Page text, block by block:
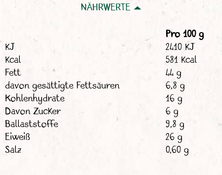
NÄHRWERTE
Pro 100 g
kJ
2410 kJ
kcal
581 kcal
Fett
44 g
davon gesättigte Fettsäuren
6,8 g
Kohlenhydrate
16 g
Davon Zucker
6 g
Ballaststoffe
9,8 g
Eiweiß
26 g
Salz
0,60 g